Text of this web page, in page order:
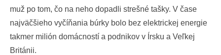
muž po tom, čo na neho dopadli strešné tašky. V čase
najväčšieho vyčíňania búrky bolo bez elektrickej energie
takmer milión domácností a podnikov v Írsku a Veľkej
Británii.